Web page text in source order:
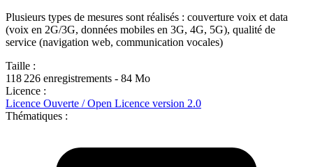
Plusieurs types de mesures sont réalisés : couverture voix et data
(voix en 2G/3G, données mobiles en 3G, 4G, 5G), qualité de
service (navigation web, communication vocales)
Taille :
118 226 enregistrements - 84 Mo
Licence :
Licence Ouverte / Open Licence version 2.0
Thématiques :